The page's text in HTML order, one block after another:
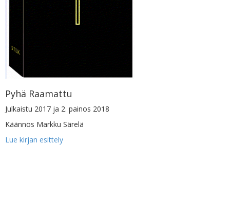
Pyhä Raamattu
Julkaistu 2017 ja 2. painos 2018
Käännös Markku Särelä